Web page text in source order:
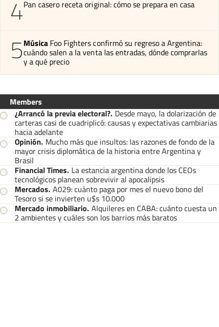
4Pan casero receta original: cómo se prepara en casa
5Música Foo Fighters confirmó su regreso a Argentina:
cuándo salen a la venta las entradas, dónde comprarlas
y a qué precio
Members
¿Arrancó la previa electoral?. Desde mayo, la dolarización de
carteras casi de cuadriplicó: causas y expectativas cambiarias
hacia adelante
Opinión. Mucho más que insultos: las razones de fondo de la
mayor crisis diplomática de la historia entre Argentina y
Brasil
Financial Times. La estancia argentina donde los CEOs
tecnológicos planean sobrevivir al apocalipsis
Mercados. A029: cuánto paga por mes el nuevo bono del
Tesoro si se invierten u$s 10.000
Mercado inmobiliario. Alquileres en CABA: cuánto cuesta un
2 ambientes y cuáles son los barrios más baratos